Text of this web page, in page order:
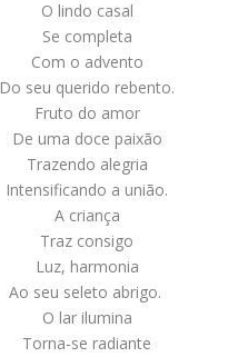
O lindo casal
Se completa
Com o advento
Do seu querido rebento.
Fruto do amor
De uma doce paixão
Trazendo alegria
Intensificando a união.
A criança
Traz consigo
Luz, harmonia
Ao seu seleto abrigo.
O lar ilumina
Torna-se radiante